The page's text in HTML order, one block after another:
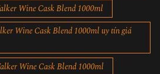
Wine Cask Blend 1000ml
Wine Cask Blend 1000ml uy tín giá
Wine Cask Blend 1000ml